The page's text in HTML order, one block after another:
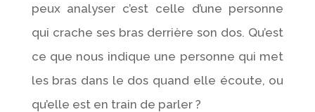
peux analyser c’est celle d’une personne
qui crache ses bras derrière son dos. Qu’est
ce que nous indique une personne qui met
les bras dans le dos quand elle écoute, ou
qu’elle est en train de parler ?